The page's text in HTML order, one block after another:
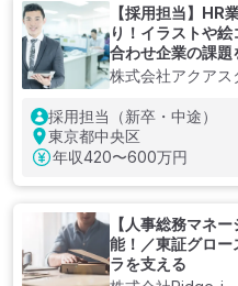
【採用担当】HR
り！イラストや
合わせ企業の課
株式会社アクアス
採用担当（新卒・中途）
東京都中央区
年収420〜600万円
【人事総務マネ
能！／東証グロ
ラを支える